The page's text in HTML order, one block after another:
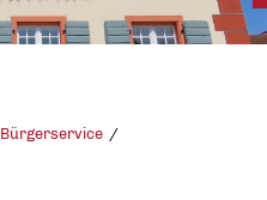
Bürgerservice